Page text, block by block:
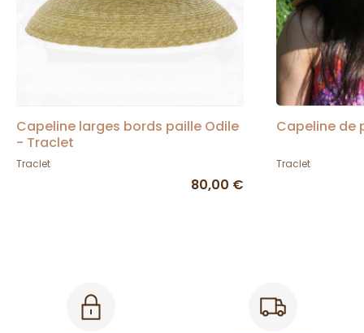
Capeline larges bords paille Odile
- Traclet
Traclet
80,00 €
Capeline de
Traclet